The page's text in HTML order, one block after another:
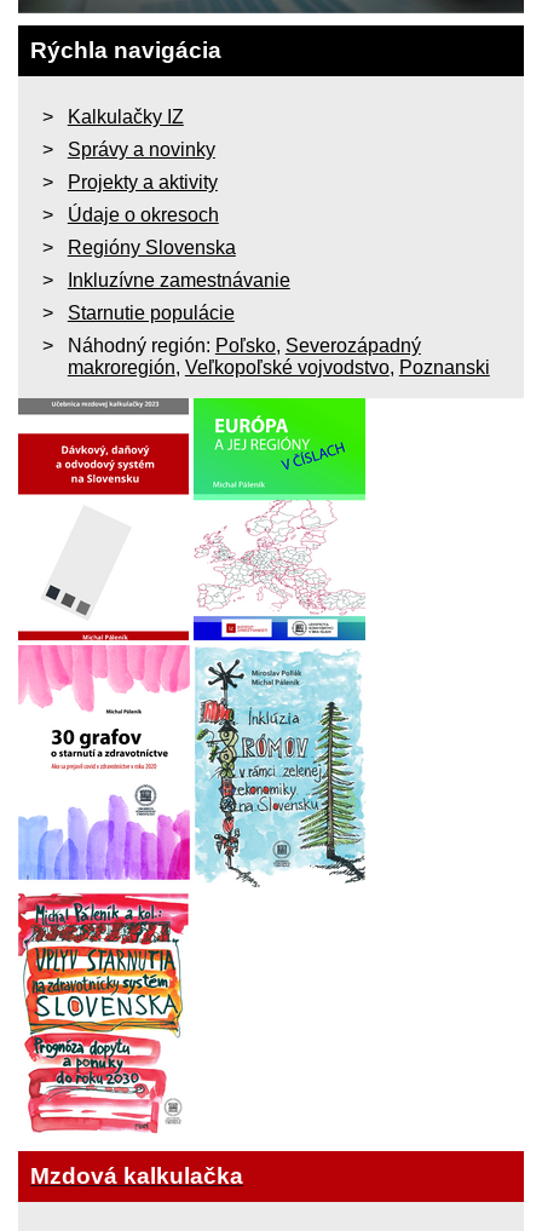
Rýchla navigácia
Kalkulačky IZ
Správy a novinky
Projekty a aktivity
Údaje o okresoch
Regióny Slovenska
Inkluzívne zamestnávanie
Starnutie populácie
Náhodný región: Poľsko, Severozápadný
makroregión, Veľkopoľské vojvodstvo, Poznanski
Mzdová kalkulačka